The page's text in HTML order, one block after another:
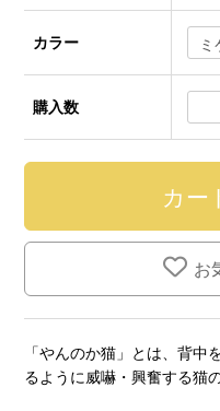
カラー
購入数
お
「やんのか猫」とは、背中
るように威嚇・興奮する猫